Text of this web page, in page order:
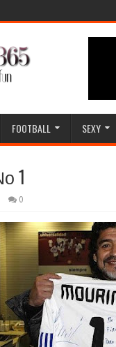
FOOTBALL SEXY
1
0